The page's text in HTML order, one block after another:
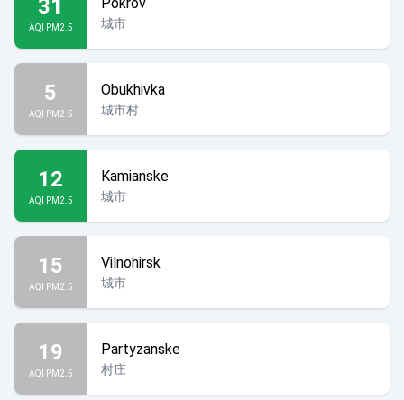
31
AQI PM2.5 城市
5
AQI PM2.5
Obukhivka
城市村
12
AQI PM2.5
Kamianske
城市
15
AQI PM2.5
Vilnohirsk
城市
19
AQI PM2.5
Partyzanske
村庄